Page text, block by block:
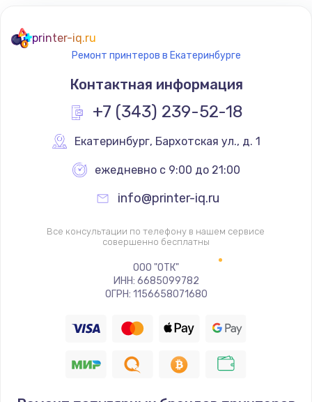
Грязная печать
350 руб.
Заказать
Ремонт механики сканирующей головки
1350 руб.
Заказать
Перепрошивка, восстановление ПО
Заказать
Замена матричного блока
printer-iq.ru
Ремонт принтеров в Екатеринбурге
Контактная информация
+7 (343) 239-52-18
Екатеринбург, Бархотская ул., д. 1
ежедневно с 9:00 до 21:00
info@printer-iq.ru
Все консультации по телефону в нашем сервисе
совершенно бесплатны
ООО "ОТК"
ИНН: 6685099782
ОГРН: 1156658071680